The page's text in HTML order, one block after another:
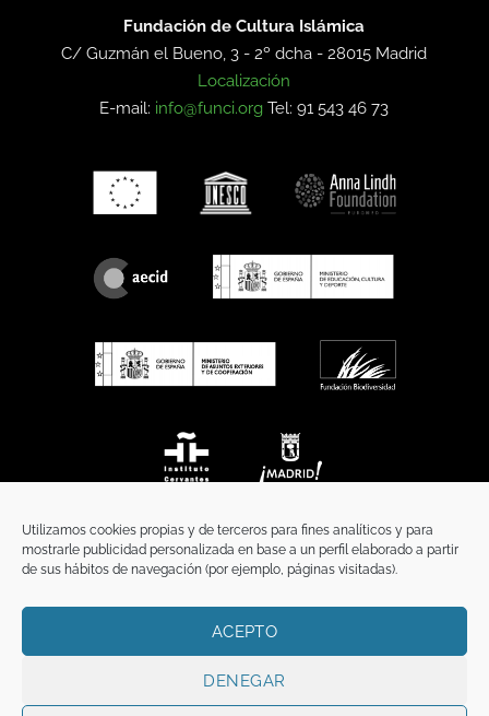
Utilizamos cookies propias y de terceros para fines analíticos y para
mostrarle publicidad personalizada en base a un perfil elaborado a partir
de sus hábitos de navegación (por ejemplo, páginas visitadas).
ACEPTO
DENEGAR
Fundación de Cultura Islámica
C/ Guzmán el Bueno, 3 - 2º dcha -28015 Madrid
Localización
E-mail: info@funci.org Tel: 91 543 46 73
TÉRMINOS Y CONDICIONES
Copyright 2026 ©FunciFUNCI es titular de los derechos de propiedad